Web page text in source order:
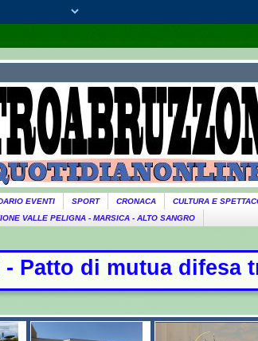
EVENTI SPORT CRONACA CULTURA E
VALLE PELIGNA - MARSICA - ALTO SANGRO
tra Arabia